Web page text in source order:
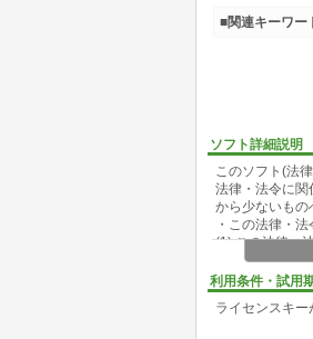
ソフト詳細説明
このソフト(法
法律・法令に関
から少ないもの
・この法律・
(1) この法律・
ます。
(2) 出題頻度順
(3) 各資格試験
・確実に合格
利用条件・試用
ライセンスキ
■関連キーワー